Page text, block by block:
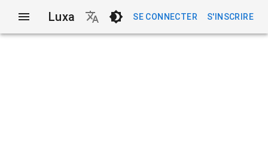
Luxa SE CONNECTER S'INSCRIRE